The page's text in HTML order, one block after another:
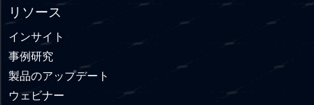
リソース
インサイト
事例研究
製品のアップデート
ウェビナー